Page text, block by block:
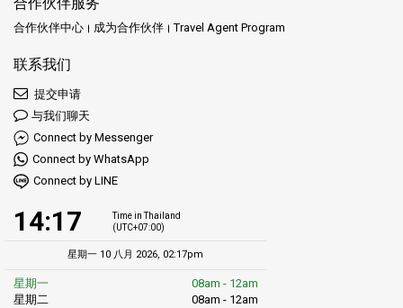
合作伙伴中心 成为合作伙伴 Travel Agent Program
联系我们
提交申请
与我们聊天
Connect by Messenger
Connect by WhatsApp
Connect by LINE
14:17
Time in Thailand
(UTC+07:00)
星期一 10 八月 2026, 02:17pm
星期一
08am - 12am
星期二
08am - 12am